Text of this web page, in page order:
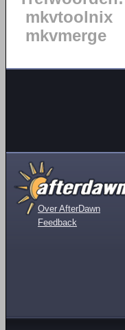
mkvtoolnix
mkvmerge
Over AfterDawn
Feedback